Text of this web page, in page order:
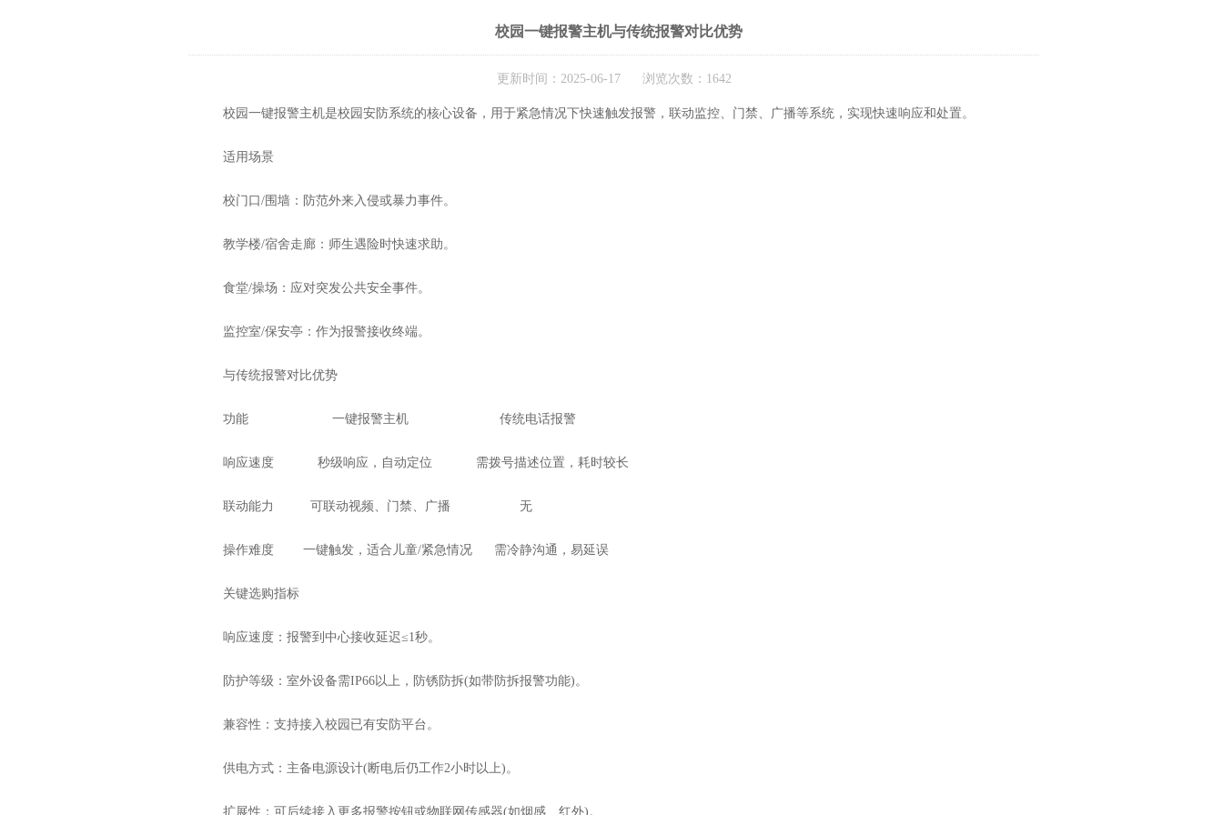
校园一键报警主机与传统报警对比优势
更新时间：2025-06-17 浏览次数：1642
校园一键报警主机是校园安防系统的核心设备，用于紧急情况下快速触发报警，联动监控、门禁、广播等系统，实现快速响应和处置。
适用场景
校门口/围墙：防范外来入侵或暴力事件。
教学楼/宿舍走廊：师生遇险时快速求助。
食堂/操场：应对突发公共安全事件。
监控室/保安亭：作为报警接收终端。
与传统报警对比优势
功能 一键报警主机 传统电话报警
响应速度 秒级响应，自动定位 需拨号描述位置，耗时较长
联动能力 可联动视频、门禁、广播 无
操作难度 一键触发，适合儿童/紧急情况 需冷静沟通，易延误
关键选购指标
响应速度：报警到中心接收延迟≤1秒。
防护等级：室外设备需IP66以上，防锈防拆(如带防拆报警功能)。
兼容性：支持接入校园已有安防平台。
供电方式：主备电源设计(断电后仍工作2小时以上)。
扩展性：可后续接入更多报警按钮或物联网传感器(如烟感、红外)。